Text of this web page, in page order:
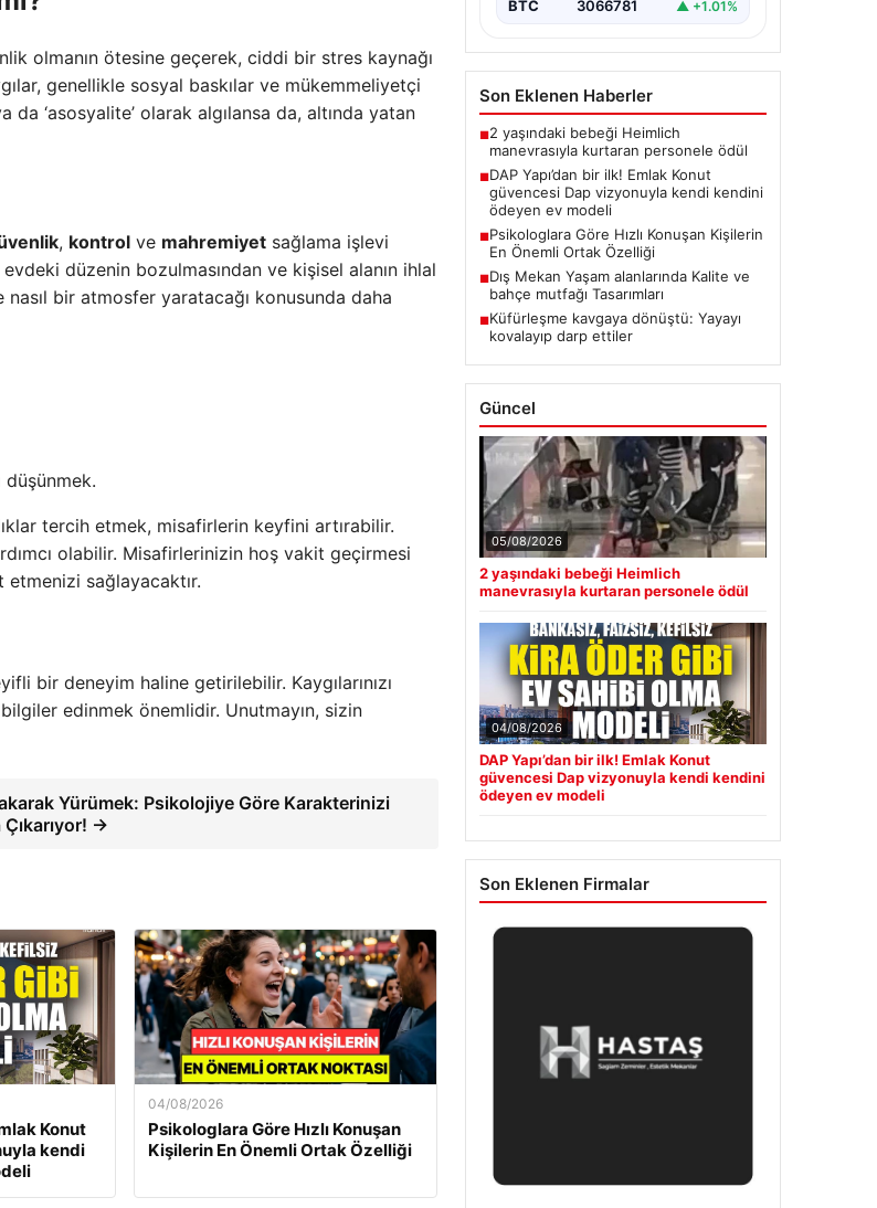
olmanın ötesine geçerek, ciddi bir stres kaynağı
genellikle sosyal baskılar ve mükemmeliyetçi
‘asosyalite’ olarak algılansa da, altında yatan
, kontrol ve mahremiyet sağlama işlevi
düzenin bozulmasından ve kişisel alanın ihlal
bir atmosfer yaratacağı konusunda daha
tercih etmek, misafirlerin keyfini artırabilir.
olabilir. Misafirlerinizin hoş vakit geçirmesi
sağlayacaktır.
bir deneyim haline getirilebilir. Kaygılarınızı
edinmek önemlidir. Unutmayın, sizin
Yürümek: Psikolojiye Göre Karakterinizi
→
Konut
kendi
04/08/2026
Psikologlara Göre Hızlı Konuşan
Kişilerin En Önemli Ortak Özelliği
BTC 3066781 ▲ +1.01%
Son Eklenen Haberler
■2 yaşındaki bebeği Heimlich
manevrasıyla kurtaran personele ödül
■DAP Yapı’dan bir ilk! Emlak Konut
güvencesi Dap vizyonuyla kendi kendini
ödeyen ev modeli
■Psikologlara Göre Hızlı Konuşan Kişilerin
En Önemli Ortak Özelliği
■Dış Mekan Yaşam alanlarında Kalite ve
bahçe mutfağı Tasarımları
■Küfürleşme kavgaya dönüştü: Yayayı
kovalayıp darp ettiler
Güncel
05/08/2026
2 yaşındaki bebeği Heimlich
manevrasıyla kurtaran personele ödül
04/08/2026
DAP Yapı’dan bir ilk! Emlak Konut
güvencesi Dap vizyonuyla kendi kendini
ödeyen ev modeli
Son Eklenen Firmalar